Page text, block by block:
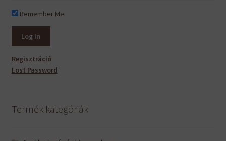
Remember Me
Regisztráció
Lost Password
Termék kategóriák